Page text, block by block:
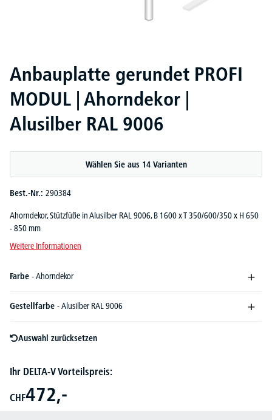
Anbauplatte gerundet PROFI
MODUL | Ahorndekor |
Alusilber RAL 9006
Wählen Sie aus 14 Varianten
Best.-Nr.: 290384
Ahorndekor, Stützfüße in Alusilber RAL 9006, B 1600 x T 350/600/350 x H 650
- 850 mm
Weitere Informationen
Farbe - Ahorndekor
Gestellfarbe - Alusilber RAL 9006
Auswahl zurücksetzen
Ihr DELTA-V Vorteilspreis:
CHF472,-